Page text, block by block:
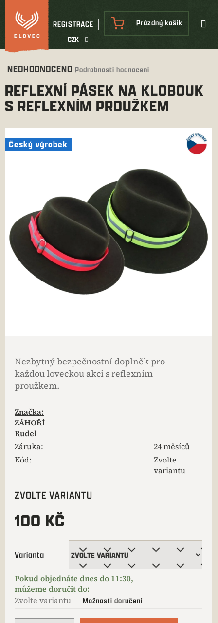
Přejít
na
obsah
CZK
REGISTRACE
NÁKUPNÍ
KOŠÍK
Prázdný košík
Průměrné
produktu
je
0,0
hvězdiček.
NEOHODNOCENO Podrobnosti hodnocení
REFLEXNÍ PÁSEK NA KLOBOUK
S REFLEXNÍM PROUŽKEM
Český výrobek
Český výrobek
Nezbytný bezpečnostní doplněk pro
každou loveckou akci s reflexním
proužkem.
Značka:
ZÁHOŘÍ
Rudel
Záruka:
24 měsíců
Kód:
Zvolte
variantu
ZVOLTE VARIANTU
100 KČ
Varianta
Zvolte variantu Možnosti doručení